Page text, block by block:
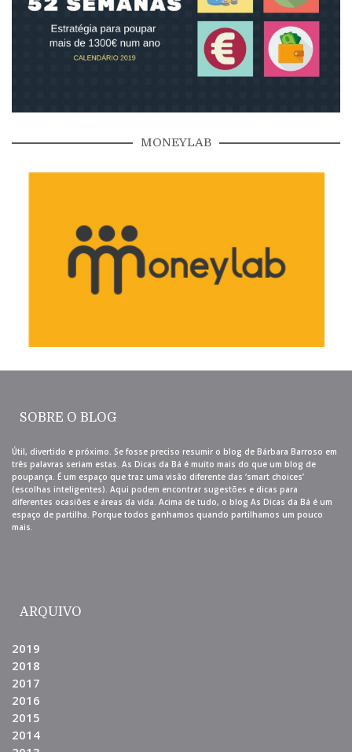
MONEYLAB
SOBRE O BLOG
Útil, divertido e próximo. Se fosse preciso resumir o blog de Bárbara Barroso em
três palavras seriam estas. As Dicas da Bá é muito mais do que um blog de
poupança. É um espaço que traz uma visão diferente das ‘smart choices’
(escolhas inteligentes). Aqui podem encontrar sugestões e dicas para
diferentes ocasiões e áreas da vida. Acima de tudo, o blog As Dicas da Bá é um
espaço de partilha. Porque todos ganhamos quando partilhamos um pouco
mais.
ARQUIVO
2019
2018
2017
2016
2015
2014